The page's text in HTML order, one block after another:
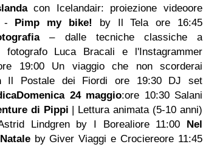
con Icelandair: proiezione videoore
- Pimp my bike! by Il Telaore 16:45
– dalle tecniche classiche a
Luca Bracali e l'Instagrammer
19:00 Un viaggio che non scorderai
Il Postale dei Fiordiore 19:30 DJ set
Domenica 24 maggio:ore 10:30 Salani
di Pippi | Lettura animata (5-10 anni)
Lindgren by I Borealiore 11:00 Nel
by Giver Viaggi e Crociereore 11:45